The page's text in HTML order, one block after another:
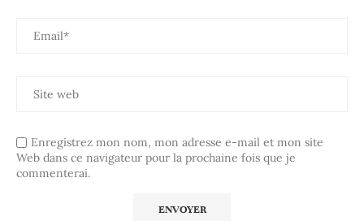
Enregistrez mon nom, mon adresse e-mail et mon site
Web dans ce navigateur pour la prochaine fois que je
commenterai.